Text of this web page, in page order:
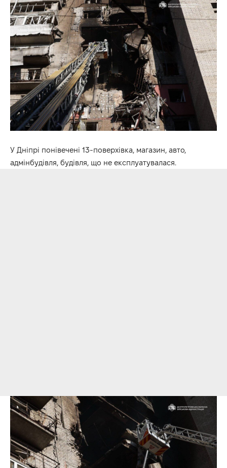
У Дніпрі понівечені 13-поверхівка, магазин, авто,
адмінбудівля, будівля, що не експлуатувалася.